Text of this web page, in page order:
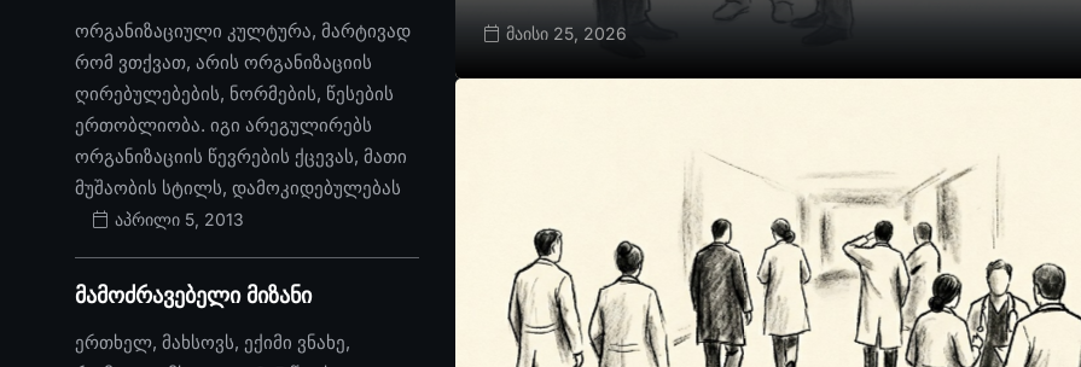
ორგანიზაციული კულტურა, მარტივად
რომ ვთქვათ, არის ორგანიზაციის
ღირებულებების, ნორმების, წესების
ერთობლიობა. იგი არეგულირებს
ორგანიზაციის წევრების ქცევას, მათი
მუშაობის სტილს, დამოკიდებულებას
აპრილი 5, 2013
მამოძრავებელი მიზანი
ერთხელ, მახსოვს, ექიმი ვნახე,
მაისი 25, 2026